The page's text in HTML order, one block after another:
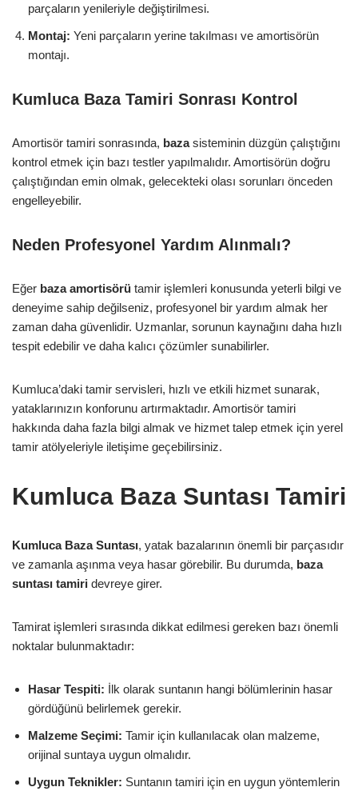
parçaların yenileriyle değiştirilmesi.
Montaj: Yeni parçaların yerine takılması ve amortisörün
montajı.
Kumluca Baza Tamiri Sonrası Kontrol
Amortisör tamiri sonrasında, bazasisteminin düzgün çalıştığını
kontrol etmek için bazı testler yapılmalıdır. Amortisörün doğru
çalıştığından emin olmak, gelecekteki olası sorunları önceden
engelleyebilir.
Neden Profesyonel Yardım Alınmalı?
Eğer baza amortisörü tamir işlemleri konusunda yeterli bilgi ve
deneyime sahip değilseniz, profesyonel bir yardım almak her
zaman daha güvenlidir. Uzmanlar, sorunun kaynağını daha hızlı
tespit edebilir ve daha kalıcı çözümler sunabilirler.
Kumluca’daki tamir servisleri, hızlı ve etkili hizmet sunarak,
yataklarınızın konforunu artırmaktadır. Amortisör tamiri
hakkında daha fazla bilgi almak ve hizmet talep etmek için yerel
tamir atölyeleriyle iletişime geçebilirsiniz.
Kumluca Baza Suntası Tamiri
Kumluca Baza Suntası, yatak bazalarının önemli bir parçasıdır
ve zamanla aşınma veya hasar görebilir. Bu durumda, baza
suntası tamiri devreye girer.
Tamirat işlemleri sırasında dikkat edilmesi gereken bazı önemli
noktalar bulunmaktadır:
Hasar Tespiti: İlk olarak suntanın hangi bölümlerinin hasar
gördüğünü belirlemek gerekir.
Malzeme Seçimi: Tamir için kullanılacak olan malzeme,
orijinal suntaya uygun olmalıdır.
Uygun Teknikler: Suntanın tamiri için en uygun yöntemlerin